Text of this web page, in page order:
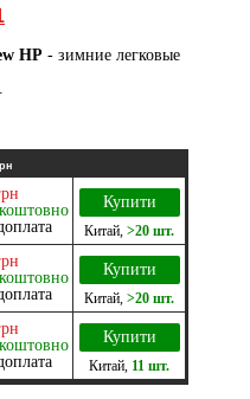
HP - зимние легковые
Купити
Китай >20 шт.
Купити
Китай >20 шт.
Купити
Китай 11 шт.